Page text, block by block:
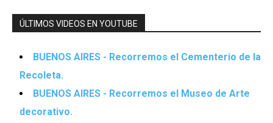
ÚLTIMOS VIDEOS EN YOUTUBE
BUENOS AIRES - Recorremos el Cementerio de la
Recoleta.
BUENOS AIRES - Recorremos el Museo de Arte
decorativo.